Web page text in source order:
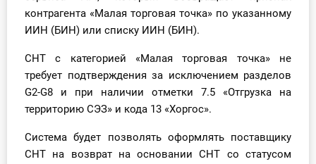
контрагента «Малая торговая точка» по указанному
ИИН (БИН) или списку ИИН (БИН).
СНТ с категорией «Малая торговая точка» не
требует подтверждения за исключением разделов
G2-G8 и при наличии отметки 7.5 «Отгрузка на
территорию СЭЗ» и кода 13 «Хоргос».
Система будет позволять оформлять поставщику
СНТ на возврат на основании СНТ со статусом